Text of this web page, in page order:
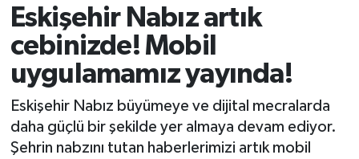
Eskişehir Nabız artık
cebinizde! Mobil
uygulamamız yayında!
Eskişehir Nabız büyümeye ve dijital mecralarda
daha güçlü bir şekilde yer almaya devam ediyor.
Şehrin nabzını tutan haberlerimizi artık mobil
Eğitim
Ekonomi
Eskişehir
Eskişehirspor
Tüm Manşetler
Son Dakika Haberleri
Haber Arşivi